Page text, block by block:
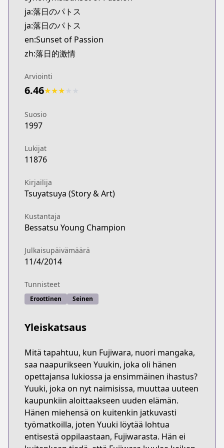
Kitsu
https://kitsu.app/manga/40478
MangaUpdates
MangaUpdates
https://www.mangaupdates.com/
Book☆Walker
https://bookwalker.jp/series/52038/list
ja:落日のパトス
ja:落日のパトス
en:Sunset of Passion
zh:落日的激情
Arviointi
6.46★★★
Suosio
1997
Lukijat
11876
Kirjailija
Tsuyatsuya (Story & Art)
Kustantaja
Bessatsu Young Champion
Julkaisupäivämäärä
11/4/2014
Tunnisteet
Eroottinen Seinen
Yleiskatsaus
Mitä tapahtuu, kun Fujiwara, nuori mangaka,
saa naapurikseen Yuukin, joka oli hänen
opettajansa lukiossa ja ensimmäinen ihastus?
Yuuki, joka on nyt naimisissa, muuttaa uuteen
kaupunkiin aloittaakseen uuden elämän.
Hänen miehensä on kuitenkin jatkuvasti
työmatkoilla, joten Yuuki löytää lohtua
entisestä oppilaastaan, Fujiwarasta. Hän ei